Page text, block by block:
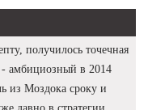
получилось точечная
амбициозный в 2014
из Моздока сроку и